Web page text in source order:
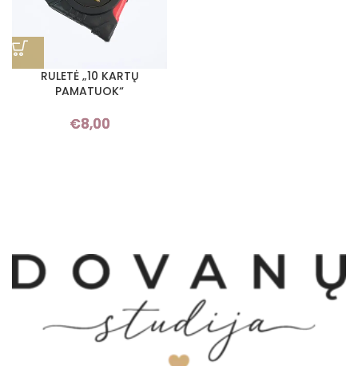
RULETĖ „10 KARTŲ
PAMATUOK“
€8,00